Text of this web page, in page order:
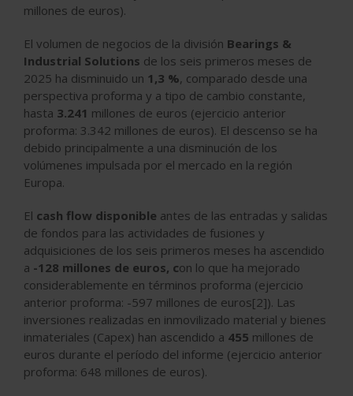
millones de euros).
El volumen de negocios de la división Bearings &
Industrial Solutions de los seis primeros meses de
2025 ha disminuido un 1,3 %, comparado desde una
perspectiva proforma y a tipo de cambio constante,
hasta 3.241 millones de euros (ejercicio anterior
proforma: 3.342 millones de euros). El descenso se ha
debido principalmente a una disminución de los
volúmenes impulsada por el mercado en la región
Europa.
El cash flow disponible antes de las entradas y salidas
de fondos para las actividades de fusiones y
adquisiciones de los seis primeros meses ha ascendido
a -128 millones de euros, con lo que ha mejorado
considerablemente en términos proforma (ejercicio
anterior proforma: -597 millones de euros[2]). Las
inversiones realizadas en inmovilizado material y bienes
inmateriales (Capex) han ascendido a 455 millones de
euros durante el período del informe (ejercicio anterior
proforma: 648 millones de euros).